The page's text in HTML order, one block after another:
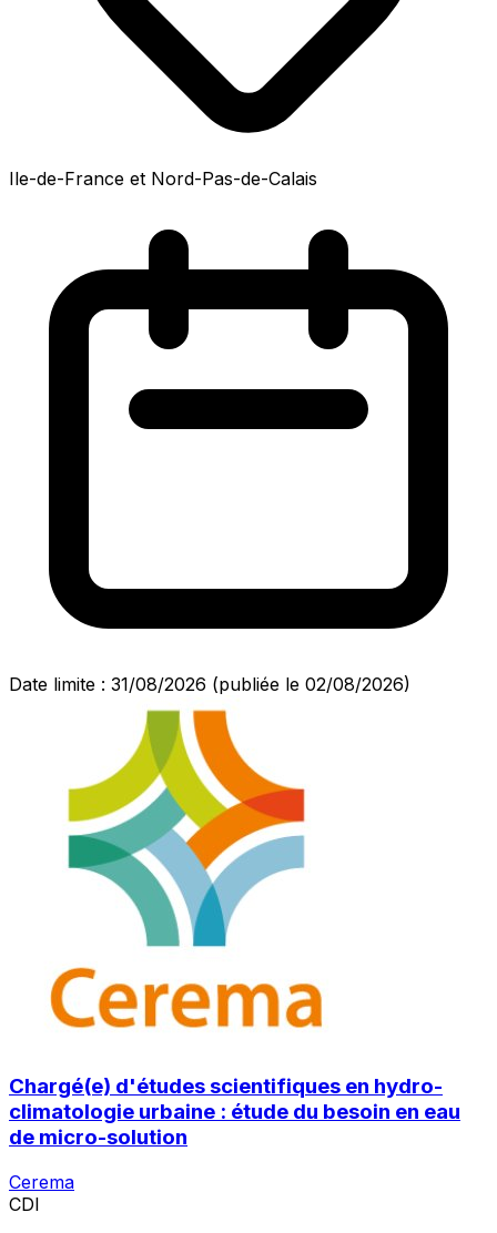
Ile-de-France et Nord-Pas-de-Calais
Date limite : 31/08/2026 (publiée le 02/08/2026)
Chargé(e) d'études scientifiques en hydro-
climatologie urbaine : étude du besoin en eau
de micro-solution
Cerema
CDI